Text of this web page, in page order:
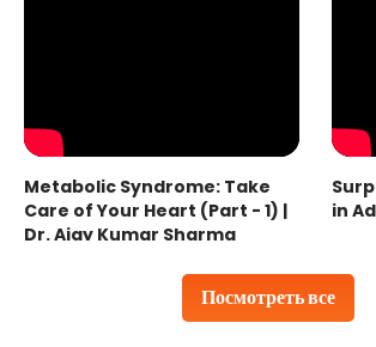
Посмотреть все
Metabolic Syndrome: Take
Care of Your Heart (Part - 1) |
Dr. Ajay Kumar Sharma
in